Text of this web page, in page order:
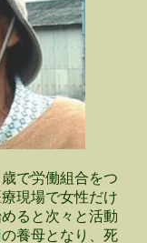
で労働組合をつ
現場で女性だけ
ると次々と活動
養母となり、死